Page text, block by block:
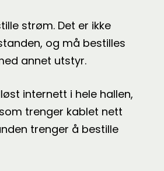
strøm. Det er ikke
og må bestilles
annet utstyr.
internett i hele hallen,
trenger kablet nett
trenger å bestille